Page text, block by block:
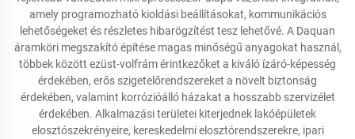
amely programozható kioldási beállításokat, kommunikációs
lehetőségeket és részletes hibarögzítést tesz lehetővé. A Daquan
áramköri megszakító építése magas minőségű anyagokat használ,
többek között ezüst-volfrám érintkezőket a kiváló ízáró-képesség
érdekében, erős szigetelőrendszereket a növelt biztonság
érdekében, valamint korrózióálló házakat a hosszabb szervizélet
érdekében. Alkalmazási területei kiterjednek lakóépületek
elosztószekrényeire, kereskedelmi elosztórendszerekre, ipari